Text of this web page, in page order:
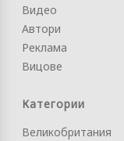
Видео
Автори
Реклама
Вицове
Категории
Великобритания